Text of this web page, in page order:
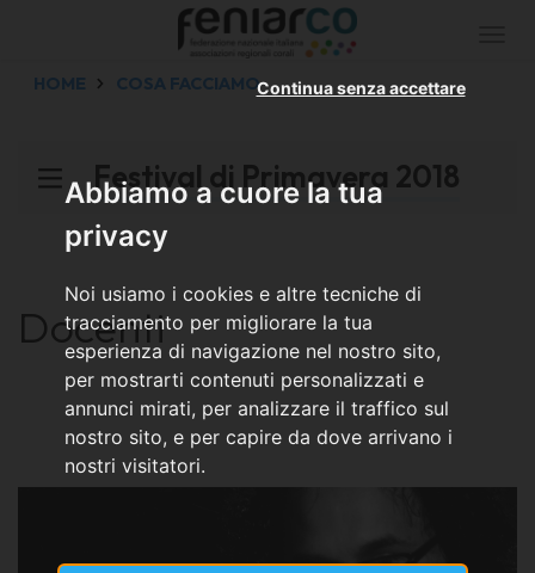
Abbiamo a cuore la tua
privacy
Noi usiamo i cookies e altre tecniche di
tracciamento per migliorare la tua
esperienza di navigazione nel nostro sito,
per mostrarti contenuti personalizzati e
annunci mirati, per analizzare il traffico sul
nostro sito, e per capire da dove arrivano i
nostri visitatori.
Continua senza accettare
HOME COSA FACCIAMO
Festival di Primavera 2018
Docenti